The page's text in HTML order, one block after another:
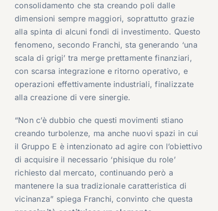
consolidamento che sta creando poli dalle
dimensioni sempre maggiori, soprattutto grazie
alla spinta di alcuni fondi di investimento. Questo
fenomeno, secondo Franchi, sta generando ‘una
scala di grigi’ tra merge prettamente finanziari,
con scarsa integrazione e ritorno operativo, e
operazioni effettivamente industriali, finalizzate
alla creazione di vere sinergie.
“Non c’è dubbio che questi movimenti stiano
creando turbolenze, ma anche nuovi spazi in cui
il Gruppo E è intenzionato ad agire con l’obiettivo
di acquisire il necessario ‘phisique du role’
richiesto dal mercato, continuando però a
mantenere la sua tradizionale caratteristica di
vicinanza” spiega Franchi, convinto che questa